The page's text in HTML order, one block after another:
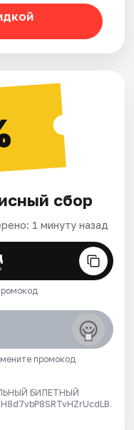
сбор
1 минуту назад
промокод
БИЛЕТНЫЙ